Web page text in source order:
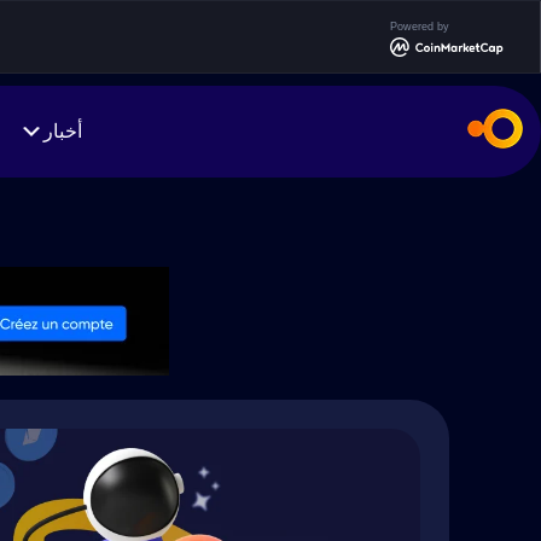
Powered by
أخبار